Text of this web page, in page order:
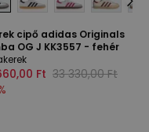
cipő adidas Originals
OG J KK3557 - fehér
Ft 33 330,00 Ft